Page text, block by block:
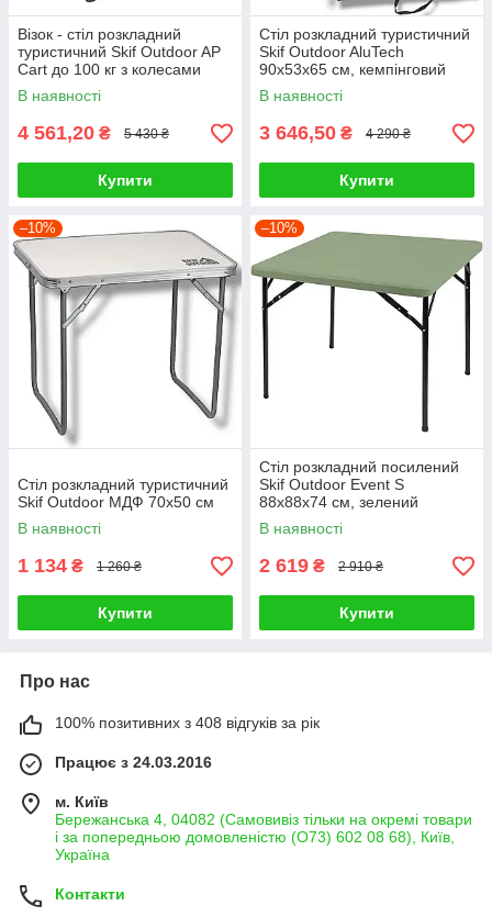
Візок - стіл розкладний
туристичний Skif Outdoor AP
Cart до 100 кг з колесами
В наявності
4 561,20 ₴ 5 430 ₴
Купити
Стіл розкладний туристичний
Skif Outdoor AluTech
90х53х65 см, кемпінговий
столик алюмінієвий
складаний
В наявності
3 646,50 ₴ 4 290 ₴
Купити
–10%
Стіл розкладний туристичний
Skif Outdoor МДФ 70х50 см
В наявності
1 134 ₴ 1 260 ₴
Купити
–10%
Стіл розкладний посилений
Skif Outdoor Event S
88х88х74 см, зелений
В наявності
2 619 ₴ 2 910 ₴
Купити
Про нас
100% позитивних з 408 відгуків за рік
Працює з 24.03.2016
м. Київ
Бережанська 4, 04082 (Самовивіз тільки на окремі товари
і за попередньою домовленістю (О73) 602 08 68), Київ,
Україна
Контакти